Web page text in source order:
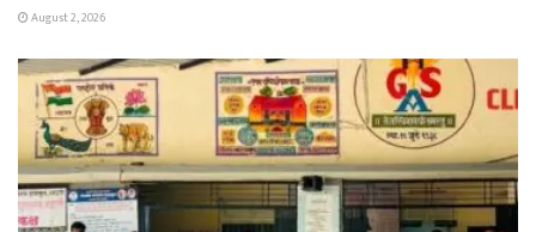
August 2, 2026